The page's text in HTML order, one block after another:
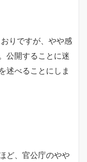
りですが、やや感
公開することに迷
述べることにしま
ど、官公庁のやや